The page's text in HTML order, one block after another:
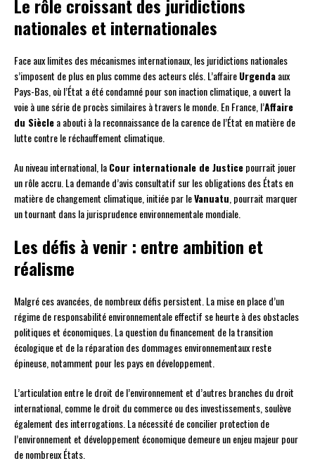
Le rôle croissant des juridictions
nationales et internationales
Face aux limites des mécanismes internationaux, les juridictions nationales
s’imposent de plus en plus comme des acteurs clés. L’affaireUrgendaaux
Pays-Bas, où l’État a été condamné pour son inaction climatique, a ouvert la
voie à une série de procès similaires à travers le monde. En France, l’Affaire
du Sièclea abouti à la reconnaissance de la carence de l’État en matière de
lutte contre le réchauffement climatique.
Au niveau international, laCour internationale de Justicepourrait jouer
un rôle accru. La demande d’avis consultatif sur les obligations des États en
matière de changement climatique, initiée par leVanuatu , pourrait marquer
un tournant dans la jurisprudence environnementale mondiale.
Les défis à venir : entre ambition et
réalisme
Malgré ces avancées, de nombreux défis persistent. La mise en place d’un
régime de responsabilité environnementale effectif se heurte à des obstacles
politiques et économiques. La question du financement de la transition
écologique et de la réparation des dommages environnementaux reste
épineuse, notamment pour les pays en développement.
L’articulation entre le droit de l’environnement et d’autres branches du droit
international, comme le droit du commerce ou des investissements, soulève
également des interrogations. La nécessité de concilier protection de
l’environnement et développement économique demeure un enjeu majeur pour
de nombreux États.